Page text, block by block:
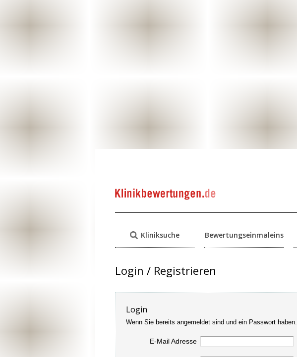
Kliniksuche Bewertungseinmaleins
Login / Registrieren
Login
Wenn Sie bereits angemeldet sind und ein Passwort haben.
E-Mail Adresse